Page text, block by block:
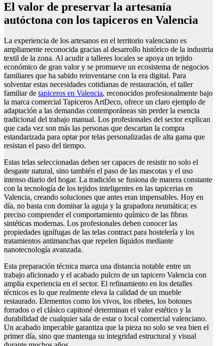
El valor de preservar la artesanía
autóctona con los tapiceros en Valencia
La experiencia de los artesanos en el territorio valenciano es
ampliamente reconocida gracias al desarrollo histórico de la industria
textil de la zona. Al acudir a talleres locales se apoya un tejido
económico de gran valor y se promueve un ecosistema de negocios
familiares que ha sabido reinventarse con la era digital. Para
solventar estas necesidades cotidianas de restauración, el taller
familiar de tapiceros en Valencia, reconocidos profesionalmente bajo
la marca comercial Tapiceros ArtDeco, ofrece un claro ejemplo de
adaptación a las demandas contemporáneas sin perder la esencia
tradicional del trabajo manual. Los profesionales del sector explican
que cada vez son más las personas que descartan la compra
estandarizada para optar por telas personalizadas de alta gama que
resistan el paso del tiempo.
Estas telas seleccionadas deben ser capaces de resistir no solo el
desgaste natural, sino también el paso de las mascotas y el uso
intenso diario del hogar. La tradición se fusiona de manera constante
con la tecnología de los tejidos inteligentes en las tapicerias en
Valencia, creando soluciones que antes eran impensables. Hoy en
día, no basta con dominar la aguja y la grapadora neumática; es
preciso comprender el comportamiento químico de las fibras
sintéticas modernas. Los profesionales deben conocer las
propiedades ignífugas de las telas contract para hostelería y los
tratamientos antimanchas que repelen líquidos mediante
nanotecnología avanzada.
Esta preparación técnica marca una distancia notable entre un
trabajo aficionado y el acabado pulcro de un tapicero Valencia con
amplia experiencia en el sector. El refinamiento en los detalles
técnicos es lo que realmente eleva la calidad de un mueble
restaurado. Elementos como los vivos, los ribetes, los botones
forrados o el clásico capitoné determinan el valor estético y la
durabilidad de cualquier sala de estar o local comercial valenciano.
Un acabado impecable garantiza que la pieza no solo se vea bien el
primer día, sino que mantenga su integridad estructural y visual